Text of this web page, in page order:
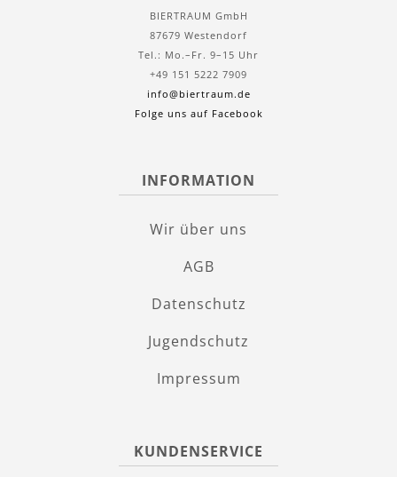
BIERTRAUM GmbH
87679 Westendorf
Tel.: Mo.–Fr. 9–15 Uhr
+49 151 5222 7909
info@biertraum.de
Folge uns auf Facebook
INFORMATION
Wir über uns
AGB
Datenschutz
Jugendschutz
Impressum
KUNDENSERVICE